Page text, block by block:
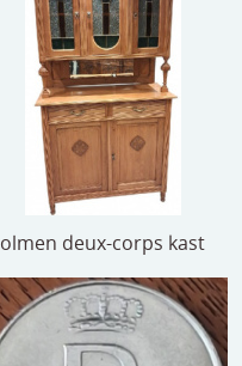
olmen deux-corps kast